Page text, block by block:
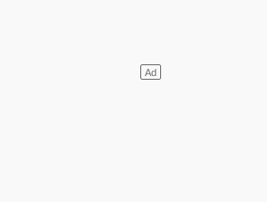
- Kroupi retiré du mercato
- Enfin une avancée dans le transfert